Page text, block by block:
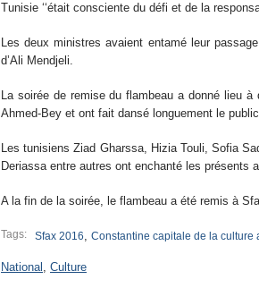
Tunisie ‘‘était consciente du défi et de la
Les deux ministres avaient entamé leur
d’Ali Mendjeli.
La soirée de remise du flambeau a donné lieu
Ahmed-Bey et ont fait dansé longuement le
Les tunisiens Ziad Gharssa, Hizia Touli, Sofia
Deriassa entre autres ont enchanté les
A la fin de la soirée, le flambeau a été remis à
Tags: Sfax 2016, Constantine capitale de la culture
National , Culture